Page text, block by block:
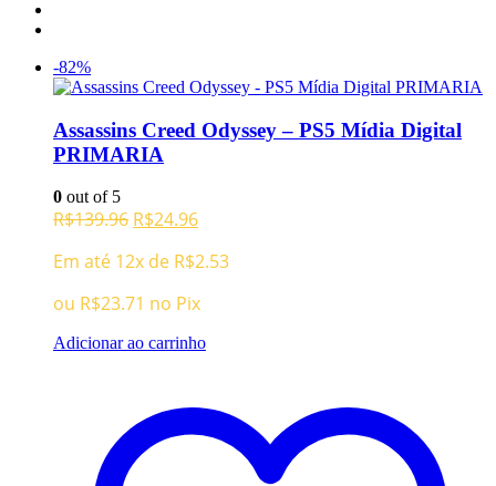
-82%
Assassins Creed Odyssey – PS5 Mídia Digital
PRIMARIA
0 out of 5
R$139.96 O
original
era:
R$139.96.
R$24.96O
atual
R$24.96.
Em até 12x de R$2.53
ou R$23.71 no Pix
Adicionar ao carrinho